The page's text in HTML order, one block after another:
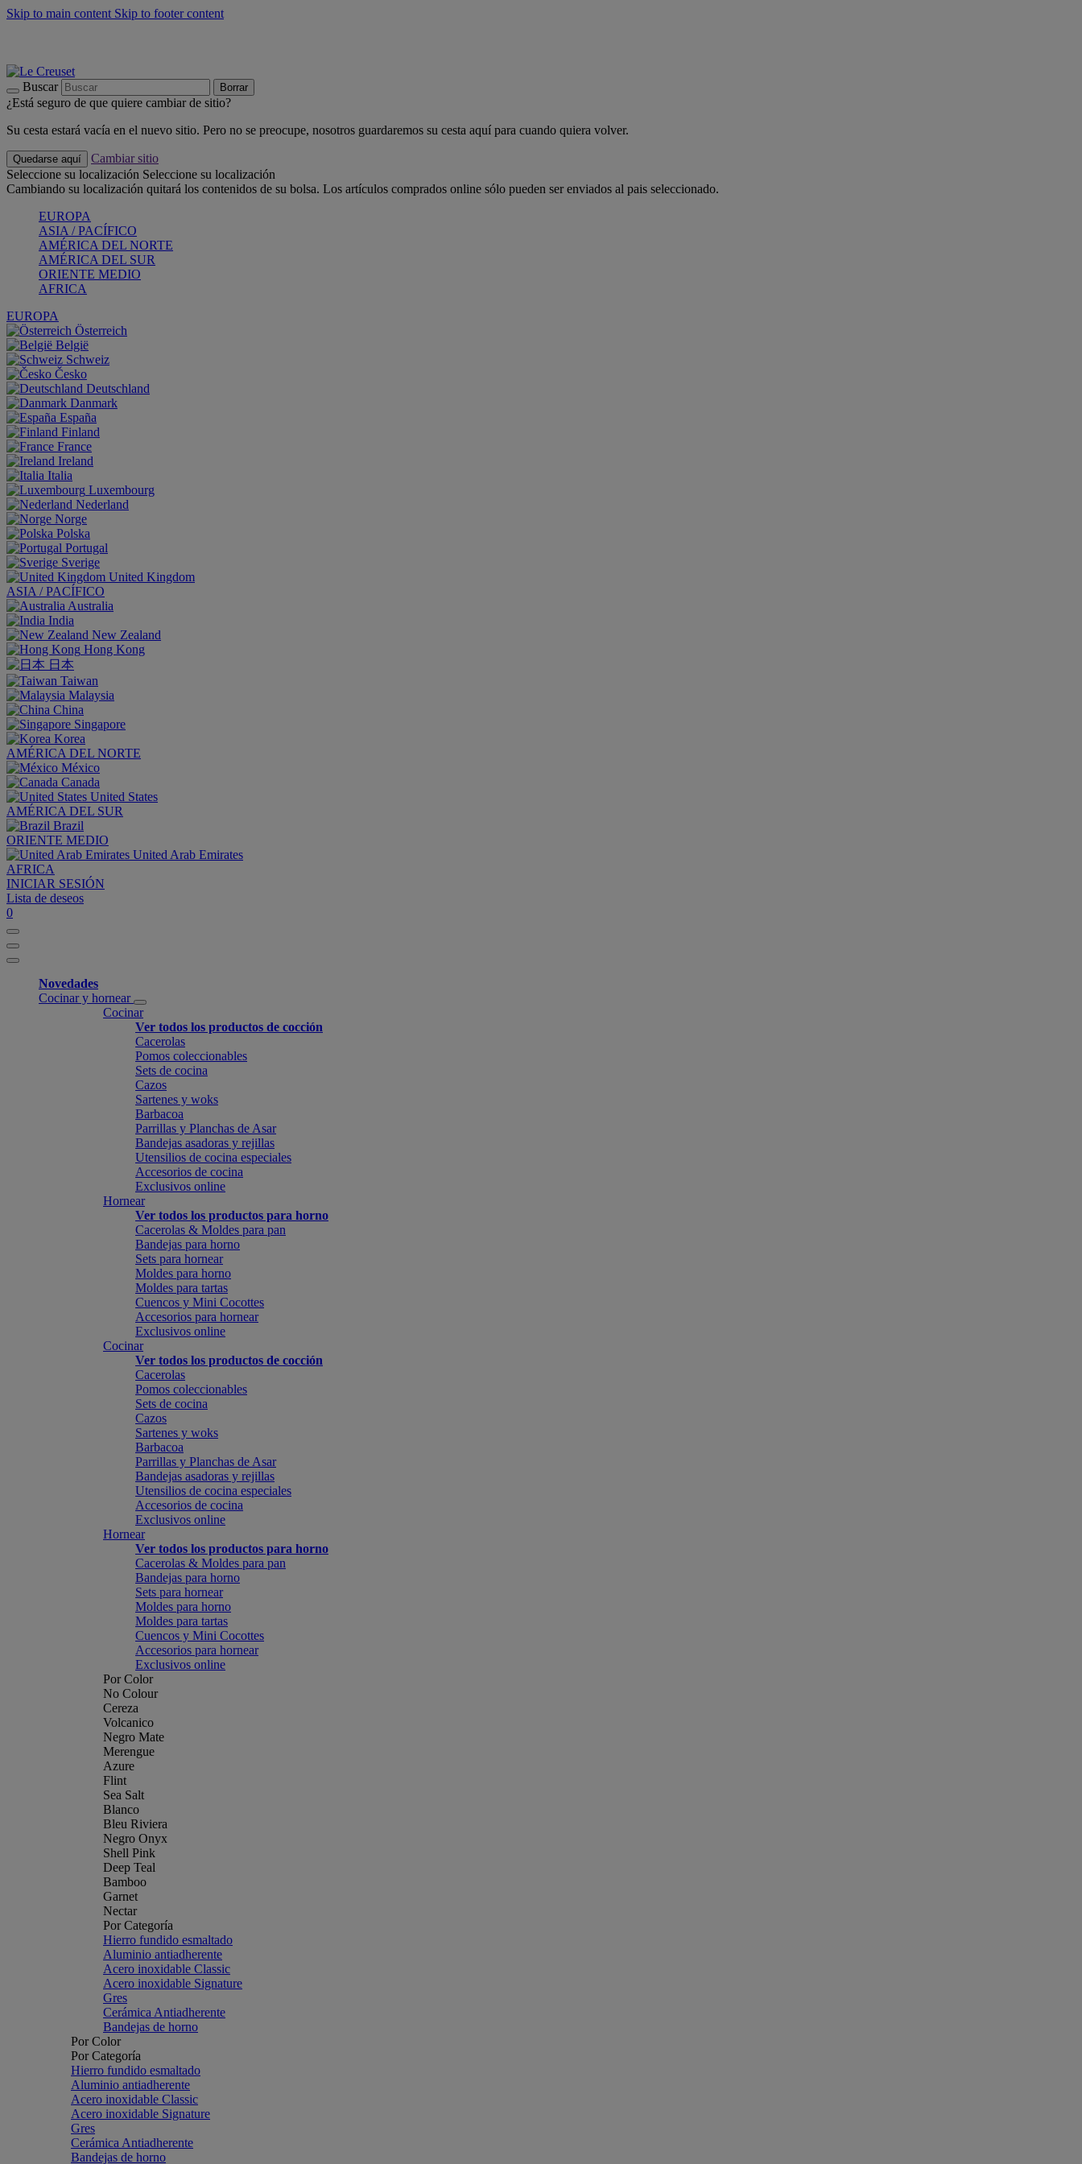
Skip to main content Skip to footer content
Buscar Borrar
¿Está seguro de que quiere cambiar de sitio?
Su cesta estará vacía en el nuevo sitio. Pero no se preocupe, nosotros guardaremos su cesta aquí para cuando quiera volver.
Quedarse aquí
Cambiar sitio
Seleccione su localización Seleccione su localización
Cambiando su localización quitará los contenidos de su bolsa. Los artículos comprados online sólo pueden ser enviados al pais seleccionado.
EUROPA
ASIA / PACÍFICO
AMÉRICA DEL NORTE
AMÉRICA DEL SUR
ORIENTE MEDIO
AFRICA
EUROPA
Österreich
België
Schweiz
Česko
Deutschland
Danmark
España
Finland
France
Ireland
Italia
Luxembourg
Nederland
Norge
Polska
Portugal
Sverige
United Kingdom
ASIA / PACÍFICO
Australia
India
New Zealand
Hong Kong
日本
Taiwan
Malaysia
China
Singapore
Korea
AMÉRICA DEL NORTE
México
Canada
United States
AMÉRICA DEL SUR
Brazil
ORIENTE MEDIO
United Arab Emirates
AFRICA
INICIAR SESIÓN
Lista de deseos
0
Novedades
Cocinar y hornear
Cocinar
Ver todos los productos de cocción
Cacerolas
Pomos coleccionables
Sets de cocina
Cazos
Sartenes y woks
Barbacoa
Parrillas y Planchas de Asar
Bandejas asadoras y rejillas
Utensilios de cocina especiales
Accesorios de cocina
Exclusivos online
Hornear
Ver todos los productos para horno
Cacerolas & Moldes para pan
Bandejas para horno
Sets para hornear
Moldes para horno
Moldes para tartas
Cuencos y Mini Cocottes
Accesorios para hornear
Exclusivos online
Cocinar
Ver todos los productos de cocción
Cacerolas
Pomos coleccionables
Sets de cocina
Cazos
Sartenes y woks
Barbacoa
Parrillas y Planchas de Asar
Bandejas asadoras y rejillas
Utensilios de cocina especiales
Accesorios de cocina
Exclusivos online
Hornear
Ver todos los productos para horno
Cacerolas & Moldes para pan
Bandejas para horno
Sets para hornear
Moldes para horno
Moldes para tartas
Cuencos y Mini Cocottes
Accesorios para hornear
Exclusivos online
Por Color
No Colour
Cereza
Volcanico
Negro Mate
Merengue
Azure
Flint
Sea Salt
Blanco
Bleu Riviera
Negro Onyx
Shell Pink
Deep Teal
Bamboo
Garnet
Nectar
Por Categoría
Hierro fundido esmaltado
Aluminio antiadherente
Acero inoxidable Classic
Acero inoxidable Signature
Gres
Cerámica Antiadherente
Bandejas de horno
Por Color
Por Categoría
Hierro fundido esmaltado
Aluminio antiadherente
Acero inoxidable Classic
Acero inoxidable Signature
Gres
Cerámica Antiadherente
Bandejas de horno